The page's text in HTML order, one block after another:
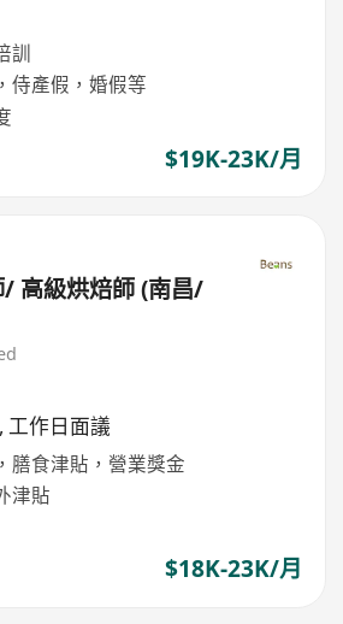
訓
侍產假，婚假等
$19K-23K/月
高級烘焙師 (南昌/
工作日面議
膳食津貼，營業獎金
津貼
$18K-23K/月